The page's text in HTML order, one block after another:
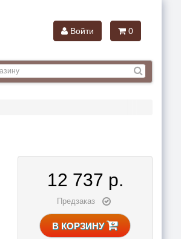
Войти 0
12 737 р.
Предзаказ
В КОРЗИНУ